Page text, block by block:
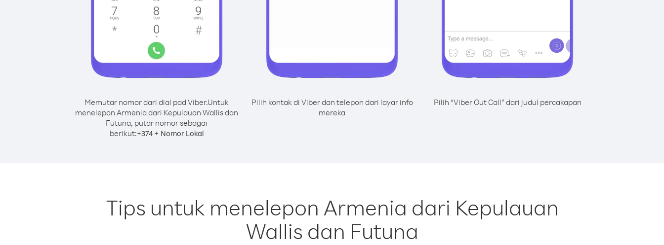
Memutar nomor dari dial pad Viber.Untuk
menelepon Armenia dari Kepulauan Wallis dan
Futuna, putar nomor sebagai
berikut:+374+ Nomor Lokal
Pilih kontak di Viber dan telepon dari layar info
mereka
Pilih “Viber Out Call” dari judul percakapan
Tips untuk menelepon Armenia dari Kepulauan
Wallis dan Futuna